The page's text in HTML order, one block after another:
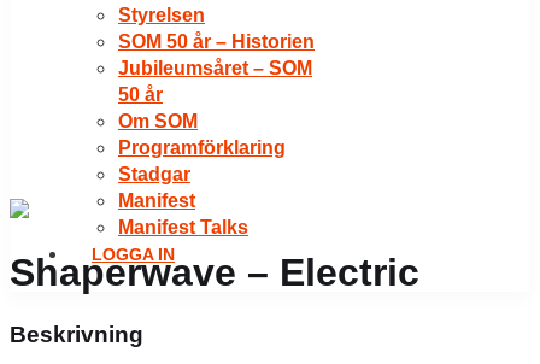
Styrelsen
SOM 50 år – Historien
Jubileumsåret – SOM
50 år
Om SOM
Programförklaring
Stadgar
Manifest
Manifest Talks
LOGGA IN
Shaperwave – Electric
Beskrivning